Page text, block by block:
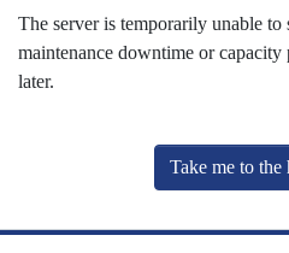
The server is temporarily unable to
maintenance downtime or capacity
later.
Take me to the